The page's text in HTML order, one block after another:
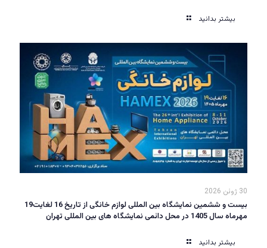
بیشتر بدانید
30 ژوئن 2026
بیست و ششمین نمایشگاه بین المللی لوازم خانگی از تاریخ 16 لغایت19
مهرماه سال 1405 در محل دائمی نمایشگاه های بین المللی تهران
بیشتر بدانید